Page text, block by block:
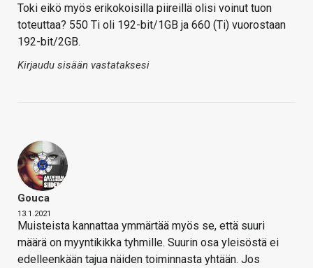
Toki eikö myös erikokoisilla piireillä olisi voinut tuon
toteuttaa? 550 Ti oli 192-bit/1GB ja 660 (Ti) vuorostaan
192-bit/2GB.
Kirjaudu sisään vastataksesi
Gouca
13.1.2021
Muisteista kannattaa ymmärtää myös se, että suuri
määrä on myyntikikka tyhmille. Suurin osa yleisöstä ei
edelleenkään tajua näiden toiminnasta yhtään. Jos